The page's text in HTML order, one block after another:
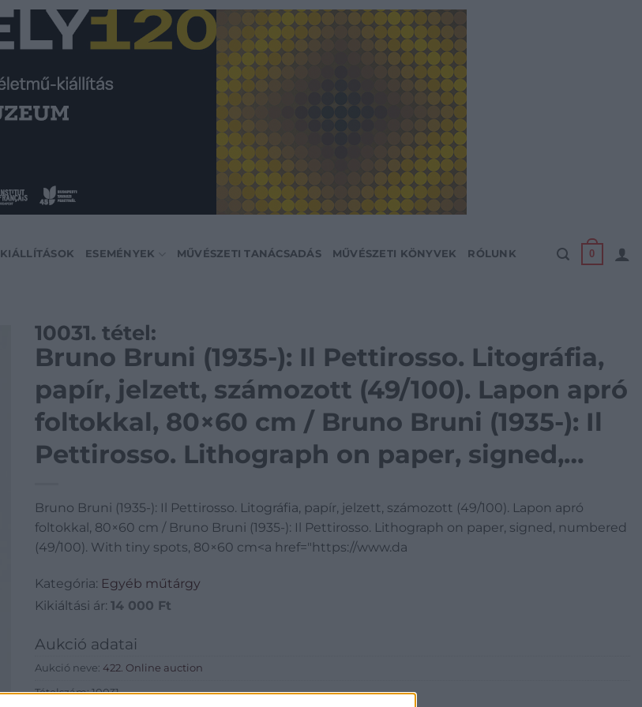
KIÁLLÍTÁSOK ESEMÉNYEK MŰVÉSZETI TANÁCSADÁS MŰVÉSZETI KÖNYVEK RÓLUNK 0
10031. tétel:
Bruno Bruni (1935-): Il Pettirosso. Litográfia,
papír, jelzett, számozott (49/100). Lapon apró
foltokkal, 80×60 cm / Bruno Bruni (1935-): Il
Pettirosso. Lithograph on paper, signed,
cm
Bruno Bruni (1935-): Il Pettirosso. Litográfia, papír, jelzett, számozott (49/100). Lapon apró
foltokkal, 80×60 cm / Bruno Bruni (1935-): Il Pettirosso. Lithograph on paper, signed, numbered
(49/100). With tiny spots, 80×60 cm<a href="https://www.da
Kategória: Egyéb műtárgy
Kikiáltási ár: 14 000 Ft
Aukció adatai
Aukció neve: 422. Online auction
Tételszám: 10031